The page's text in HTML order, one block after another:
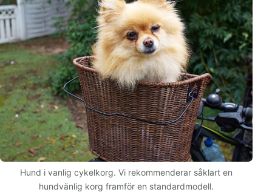
Hund i vanlig cykelkorg. Vi rekommenderar såklart en
hundvänlig korg framför en standardmodell.